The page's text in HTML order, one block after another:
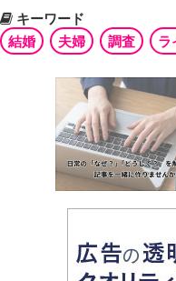
キーワード
結婚
夫婦 調査 ラ